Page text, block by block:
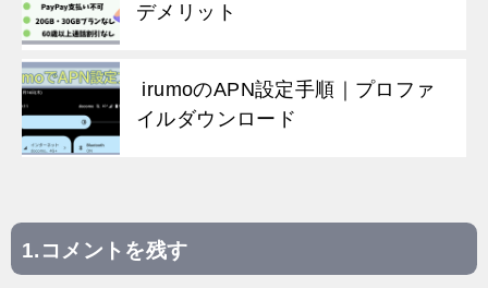
デメリット
irumoのAPN設定手順｜プロファ
イルダウンロード
投
コメントを残す